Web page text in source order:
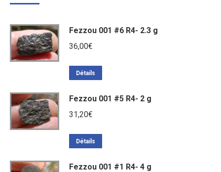
Fezzou 001 #6 R4- 2.3 g
36,00€
Détails
Fezzou 001 #5 R4- 2 g
31,20€
Détails
Fezzou 001 #1 R4- 4 g